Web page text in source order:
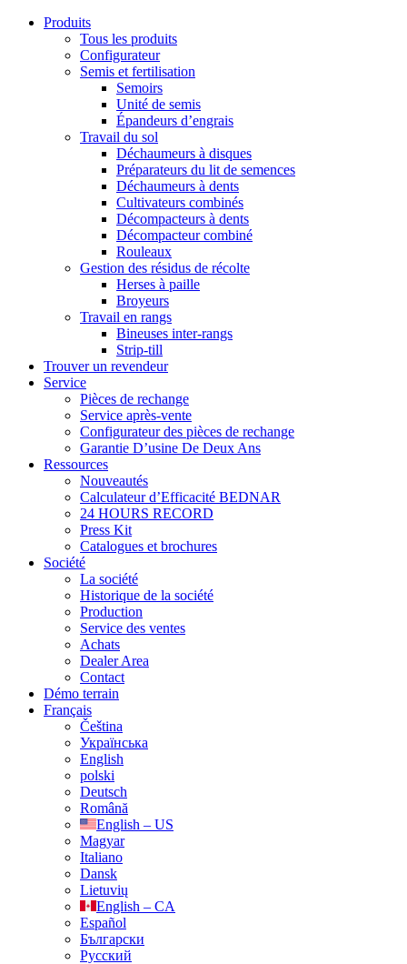
Produits
Tous les produits
Configurateur
Semis et fertilisation
Semoirs
Unité de semis
Épandeurs d’engrais
Travail du sol
Déchaumeurs à disques
Préparateurs du lit de semences
Déchaumeurs à dents
Cultivateurs combinés
Décompacteurs à dents
Décompacteur combiné
Rouleaux
Gestion des résidus de récolte
Herses à paille
Broyeurs
Travail en rangs
Bineuses inter-rangs
Strip-till
Trouver un revendeur
Service
Pièces de rechange
Service après-vente
Configurateur des pièces de rechange
Garantie D’usine De Deux Ans
Ressources
Nouveautés
Calculateur d’Efficacité BEDNAR
24 HOURS RECORD
Press Kit
Catalogues et brochures
Société
La société
Historique de la société
Production
Service des ventes
Achats
Dealer Area
Contact
Démo terrain
Français
Čeština
Українська
English
polski
Deutsch
Română
English – US
Magyar
Italiano
Dansk
Lietuvių
English – CA
Español
Български
Русский